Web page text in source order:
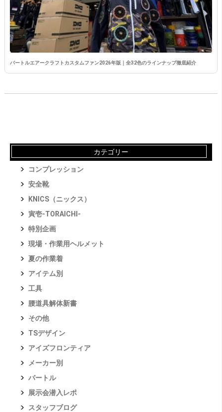
バートルエアークラフトカスタムファン2026年版｜全32色のラインナップ徹底紹介
カテゴリー
コンプレッション
安全靴
KNICS（ニックス）
寅壱-TORAICHI-
特別企画
現場・作業用ヘルメット
夏の作業着
アイテム別
工具
腰道具解体新書
その他
TSデザイン
アイズフロンティア
メーカー別
バートル
展示会潜入レポ
スタッフブログ